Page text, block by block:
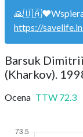
https://
Barsuk
(Kharkov).
Ocena TTW 72.3